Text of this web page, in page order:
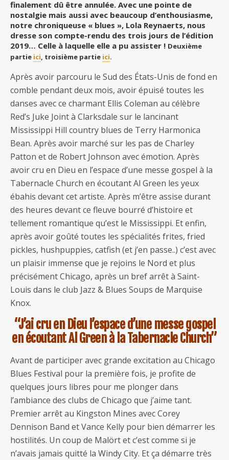
finalement dû être annulée. Avec une pointe de
nostalgie mais aussi avec beaucoup d’enthousiasme,
notre chroniqueuse « blues », Lola Reynaerts, nous
dresse son compte-rendu des trois jours de l’édition
2019… Celle à laquelle elle a pu assister ! Deuxième
partie ici, troisième partie ici.
Après avoir parcouru le Sud des États-Unis de fond en
comble pendant deux mois, avoir épuisé toutes les
danses avec ce charmant Ellis Coleman au célèbre
Red’s Juke Joint à Clarksdale sur le lancinant
Mississippi Hill country blues de Terry Harmonica
Bean. Après avoir marché sur les pas de Charley
Patton et de Robert Johnson avec émotion. Après
avoir cru en Dieu en l’espace d’une messe gospel à la
Tabernacle Church en écoutant Al Green les yeux
ébahis devant cet artiste. Après m’être assise durant
des heures devant ce fleuve bourré d’histoire et
tellement romantique qu’est le Mississippi. Et enfin,
après avoir goûté toutes les spécialités frites, fried
pickles, hushpuppies, catfish (et j’en passe..) c’est avec
un plaisir immense que je rejoins le Nord et plus
précisément Chicago, après un bref arrêt à Saint-
Louis dans le club Jazz & Blues Soups de Marquise
Knox.
“J’ai cru en Dieu l’espace d’une messe gospel
en écoutant Al Green à la Tabernacle Church”
Avant de participer avec grande excitation au Chicago
Blues Festival pour la première fois, je profite de
quelques jours libres pour me plonger dans
l’ambiance des clubs de Chicago que j’aime tant.
Premier arrêt au Kingston Mines avec Corey
Dennison Band et Vance Kelly pour bien démarrer les
hostilités. Un coup de Malört et c’est comme si je
n’avais jamais quitté la Windy City. Et ça démarre très